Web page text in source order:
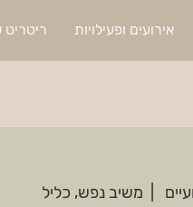
אירועים ופעילויות ריטריט
משיב נפש, כליל